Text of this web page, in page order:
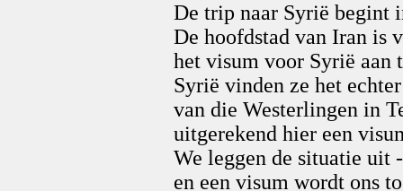
De trip naar Syrië begint
De hoofdstad van Iran is
het visum voor Syrië aan
Syrië vinden ze het
van die Westerlingen in
uitgerekend hier een
We leggen de situatie uit
en een visum wordt ons